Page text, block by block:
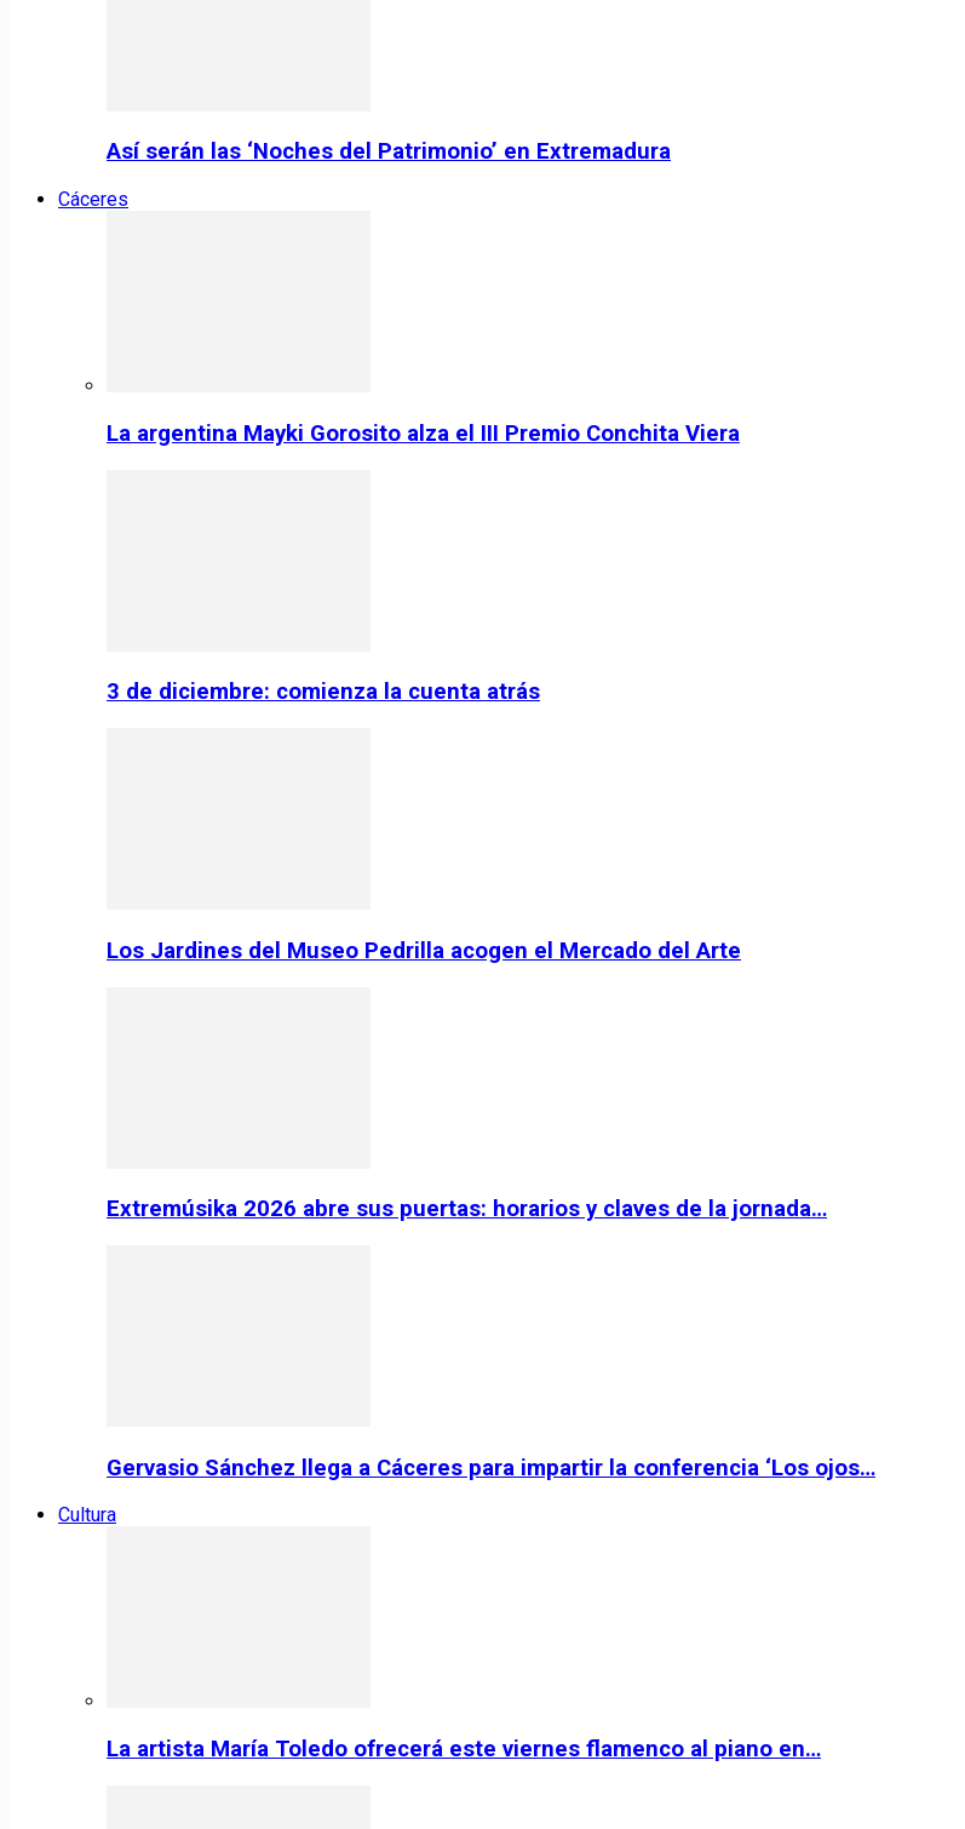
Así serán las ‘Noches del Patrimonio’ en Extremadura
Cáceres
La argentina Mayki Gorosito alza el III Premio Conchita Viera
3 de diciembre: comienza la cuenta atrás
Los Jardines del Museo Pedrilla acogen el Mercado del Arte
Extremúsika 2026 abre sus puertas: horarios y claves de la jornada…
Gervasio Sánchez llega a Cáceres para impartir la conferencia ‘Los ojos…
Cultura
La artista María Toledo ofrecerá este viernes flamenco al piano en…